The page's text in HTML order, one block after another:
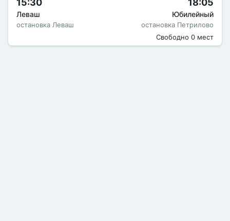
15:30
Леваш
остановка Леваш
18:05
Юбилейный
остановка Петрилово
Свободно 0 мест